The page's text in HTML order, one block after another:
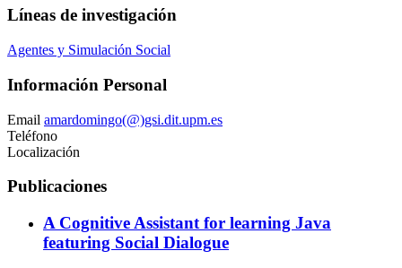
Líneas de investigación
Agentes y Simulación Social
Información Personal
Email amardomingo(@)gsi.dit.upm.es
Teléfono
Localización
Publicaciones
A Cognitive Assistant for learning Java
featuring Social Dialogue